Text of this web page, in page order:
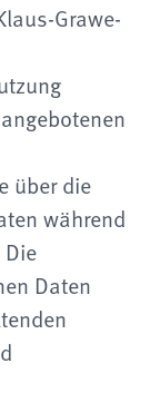
Grawe-
über die
während
Daten